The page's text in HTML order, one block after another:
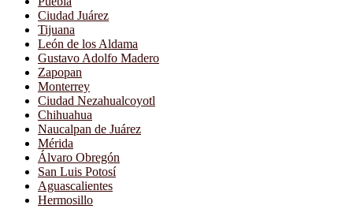
Ciudad Juárez
Tijuana
León de los Aldama
Gustavo Adolfo Madero
Zapopan
Monterrey
Ciudad Nezahualcoyotl
Chihuahua
Naucalpan de Juárez
Mérida
Álvaro Obregón
San Luis Potosí
Aguascalientes
Hermosillo